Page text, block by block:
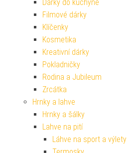
Dárky do kuchyně
Filmové dárky
Klíčenky
Kosmetika
Kreativní dárky
Pokladničky
Rodina a Jubileum
Zrcátka
Hrnky a lahve
Hrnky a šálky
Lahve na pití
Láhve na sport a výlety